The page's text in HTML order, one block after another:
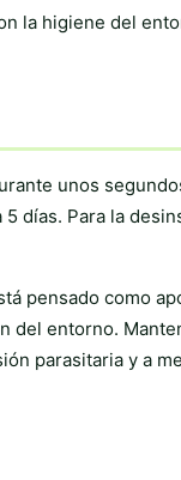
la higiene del
unos
días. Para la
pensado como
del entorno.
parasitaria y a